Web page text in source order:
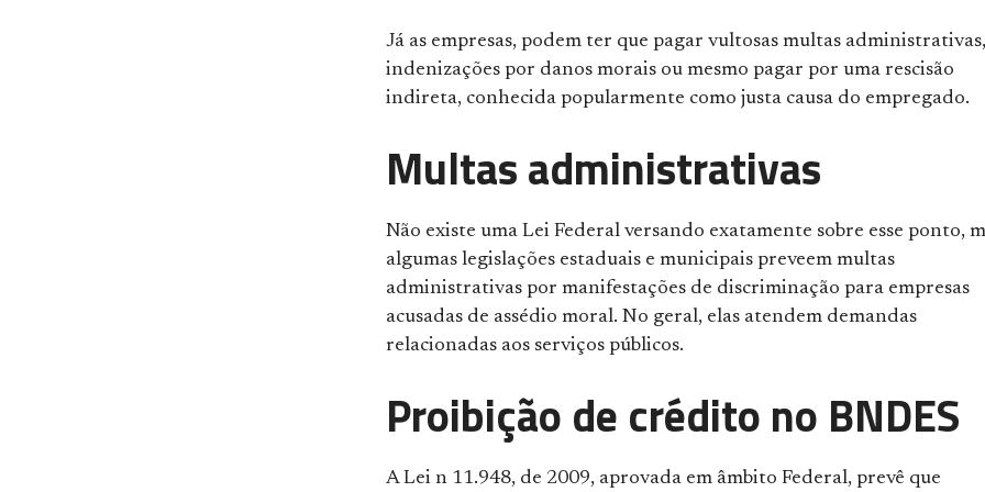
Já as empresas, podem ter que pagar vultosas multas administrativas,
indenizações por danos morais ou mesmo pagar por uma rescisão
indireta, conhecida popularmente como justa causa do empregado.
Multas administrativas
Não existe uma Lei Federal versando exatamente sobre esse ponto,
algumas legislações estaduais e municipais preveem multas
administrativas por manifestações de discriminação para empresas
acusadas de assédio moral. No geral, elas atendem demandas
relacionadas aos serviços públicos.
Proibição de crédito no BNDES
A Lei n 11.948, de 2009, aprovada em âmbito Federal, prevê que